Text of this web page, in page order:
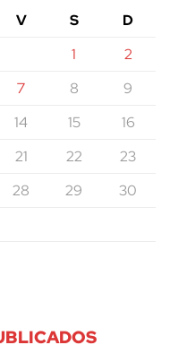
V S
D
1
2
7 8
9
14 15
16
21 22
23
28 29
30